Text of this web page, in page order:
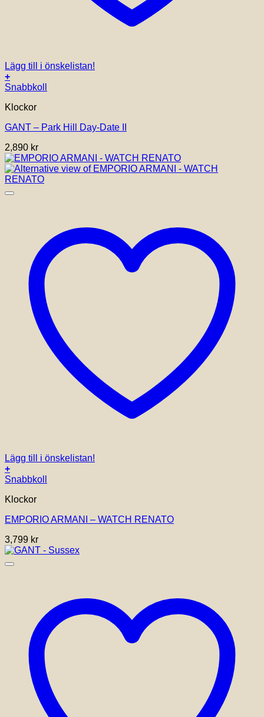
Lägg till i önskelistan!
+
Snabbkoll
Klockor
GANT – Park Hill Day-Date II
2,890 kr
Lägg till i önskelistan!
+
Snabbkoll
Klockor
EMPORIO ARMANI – WATCH RENATO
3,799 kr